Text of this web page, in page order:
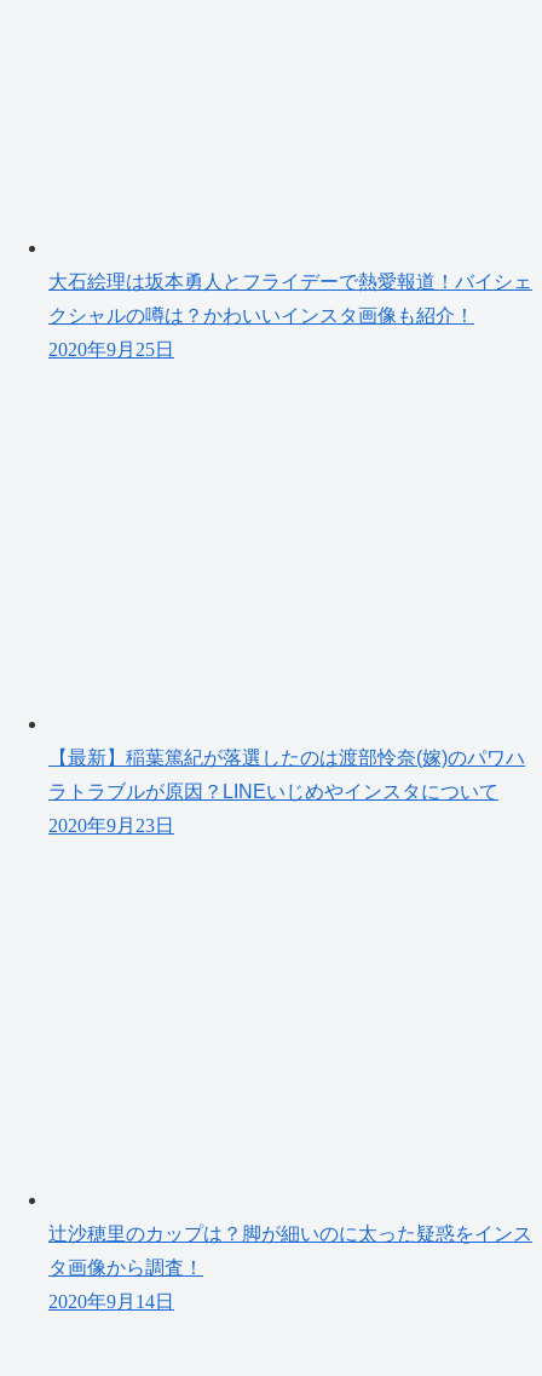
大石絵理は坂本勇人とフライデーで熱愛報道！バイシェ
クシャルの噂は？かわいいインスタ画像も紹介！
2020年9月25日
【最新】稲葉篤紀が落選したのは渡部怜奈(嫁)のパワハ
ラトラブルが原因？LINEいじめやインスタについて
2020年9月23日
辻沙穂里のカップは？脚が細いのに太った疑惑をインス
タ画像から調査！
2020年9月14日